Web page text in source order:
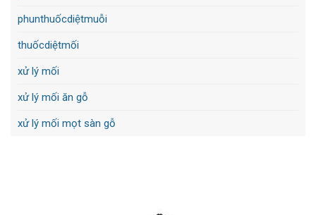
phunthuốcdiệtmuỗi
thuốcdiệtmối
xử lý mối
xử lý mối ăn gỗ
xử lý mối mọt sàn gỗ